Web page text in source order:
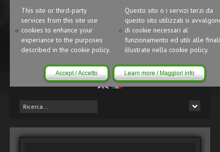
This site or third-party
services from this site use
cookies to enhance your
experiance to the purposes
described in the cookie policy.
Questo sito o i servizi terzi da
questo sito utilizzati si
di cookie necessari al
funzionamento ed utili alle
illustrate nella cookie policy.
Accept / Accetto Learn more / Maggiori info